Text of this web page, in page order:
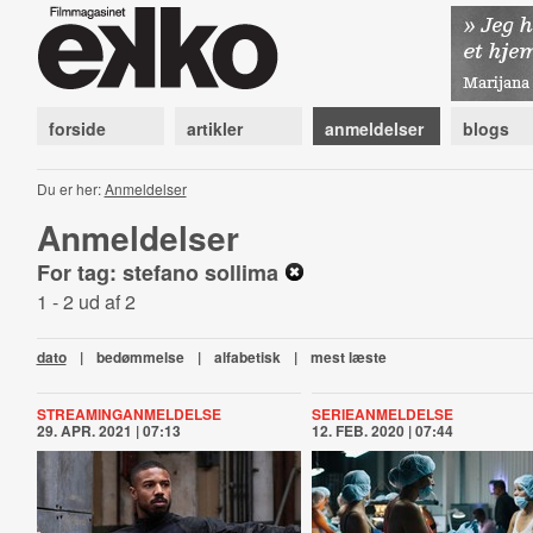
forside artikler anmeldelser blogs
Du er her:Anmeldelser
Anmeldelser
For tag: stefano sollima
1 - 2 ud af 2
dato | bedømmelse | alfabetisk | mest læste
STREAMINGANMELDELSE
29. APR. 2021 | 07:13
SERIEANMELDELSE
12. FEB. 2020 | 07:44